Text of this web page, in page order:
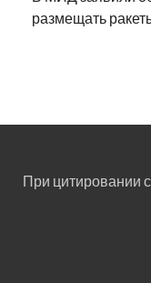
размещать
При цитировании